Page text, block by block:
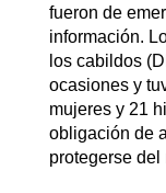
fueron de
información.
los cabildos
ocasiones y
mujeres y 21
obligación de
protegerse del